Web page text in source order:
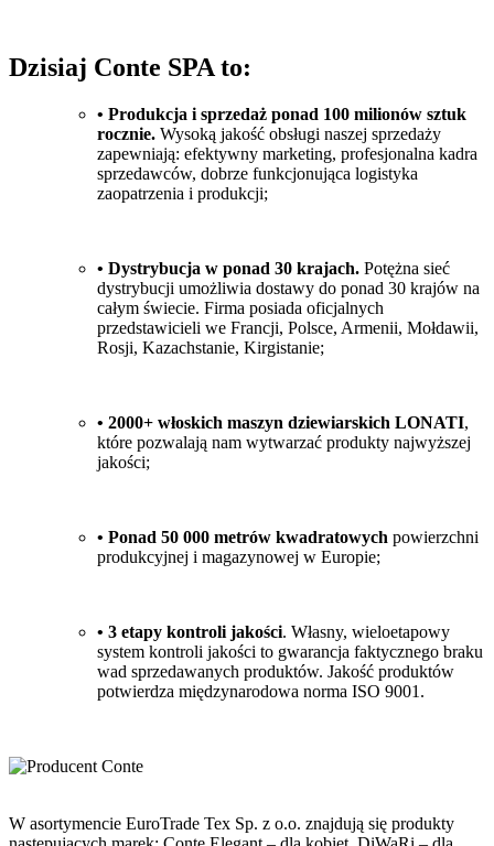
Dzisiaj Conte SPA to:
• Produkcja i sprzedaż ponad 100 milionów sztuk
rocznie. Wysoką jakość obsługi naszej sprzedaży
zapewniają: efektywny marketing, profesjonalna kadra
sprzedawców, dobrze funkcjonująca logistyka
zaopatrzenia i produkcji;
• Dystrybucja w ponad 30 krajach. Potężna sieć
dystrybucji umożliwia dostawy do ponad 30 krajów na
całym świecie. Firma posiada oficjalnych
przedstawicieli we Francji, Polsce, Armenii, Mołdawii,
Rosji, Kazachstanie, Kirgistanie;
• 2000+ włoskich maszyn dziewiarskich LONATI,
które pozwalają nam wytwarzać produkty najwyższej
jakości;
• Ponad 50 000 metrów kwadratowych powierzchni
produkcyjnej i magazynowej w Europie;
• 3 etapy kontroli jakości. Własny, wieloetapowy
system kontroli jakości to gwarancja faktycznego braku
wad sprzedawanych produktów. Jakość produktów
potwierdza międzynarodowa norma ISO 9001.
W asortymencie EuroTrade Tex Sp. z o.o. znajdują się produkty